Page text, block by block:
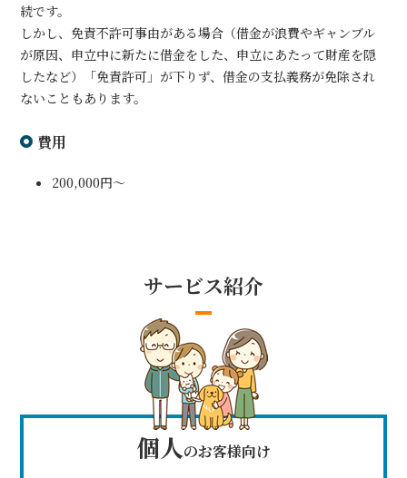
続です。
しかし、免責不許可事由がある場合（借金が浪費やギャンブル
が原因、申立中に新たに借金をした、申立にあたって財産を隠
したなど）「免責許可」が下りず、借金の支払義務が免除され
ないこともあります。
費用
200,000円～
サービス紹介
個人のお客様向け